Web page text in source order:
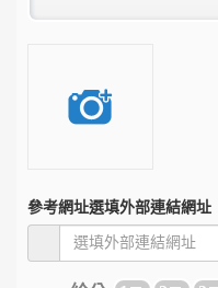
參考網址選填外部連結網址